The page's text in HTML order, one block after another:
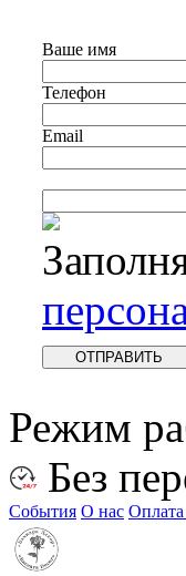
Ваше имя
Телефон
Email
Режим
Без
События О нас Оплата